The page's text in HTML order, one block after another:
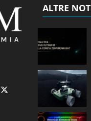
ALTRE